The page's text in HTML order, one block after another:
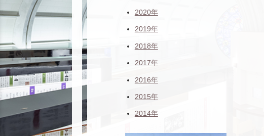
2020年
2019年
2018年
2017年
2016年
2015年
2014年